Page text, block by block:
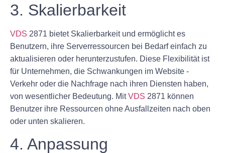
3. Skalierbarkeit
VDS 2871 bietet Skalierbarkeit und ermöglicht es
Benutzern, ihre Serverressourcen bei Bedarf einfach zu
aktualisieren oder herunterzustufen. Diese Flexibilität ist
für Unternehmen, die Schwankungen im Website -
Verkehr oder die Nachfrage nach ihren Diensten haben,
von wesentlicher Bedeutung. MitVDS 2871 können
Benutzer ihre Ressourcen ohne Ausfallzeiten nach oben
oder unten skalieren.
4. Anpassung